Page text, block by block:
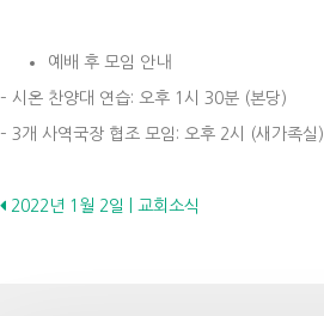
예배 후 모임 안내
– 시온 찬양대 연습: 오후 1시 30분 (본당)
– 3개 사역국장 협조 모임: 오후 2시 (새가족실)
Posts
2022년 1월 2일 | 교회소식